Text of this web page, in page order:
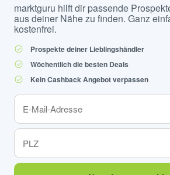
marktguru hilft dir passende
aus deiner Nähe zu finden. Ganz
kostenfrei.
Prospekte deiner Lieblingshändler
Wöchentlich die besten Deals
Kein Cashback Angebot verpassen